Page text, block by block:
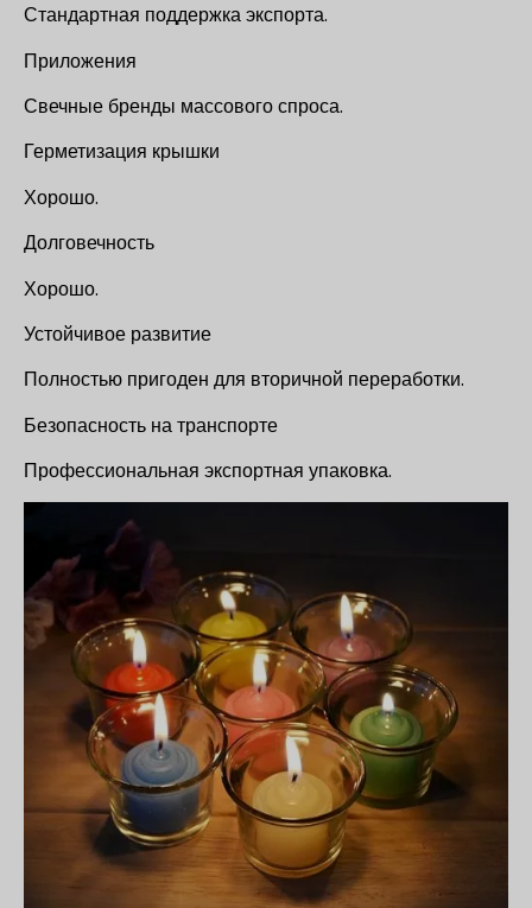
Стандартная поддержка экспорта.
Приложения
Свечные бренды массового спроса.
Герметизация крышки
Хорошо.
Долговечность
Хорошо.
Устойчивое развитие
Полностью пригоден для вторичной переработки.
Безопасность на транспорте
Профессиональная экспортная упаковка.